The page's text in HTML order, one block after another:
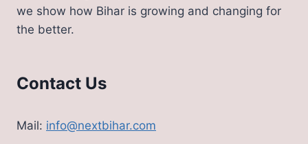
we show how Bihar is growing and changing for
the better.
Contact Us
Mail: info@nextbihar.com